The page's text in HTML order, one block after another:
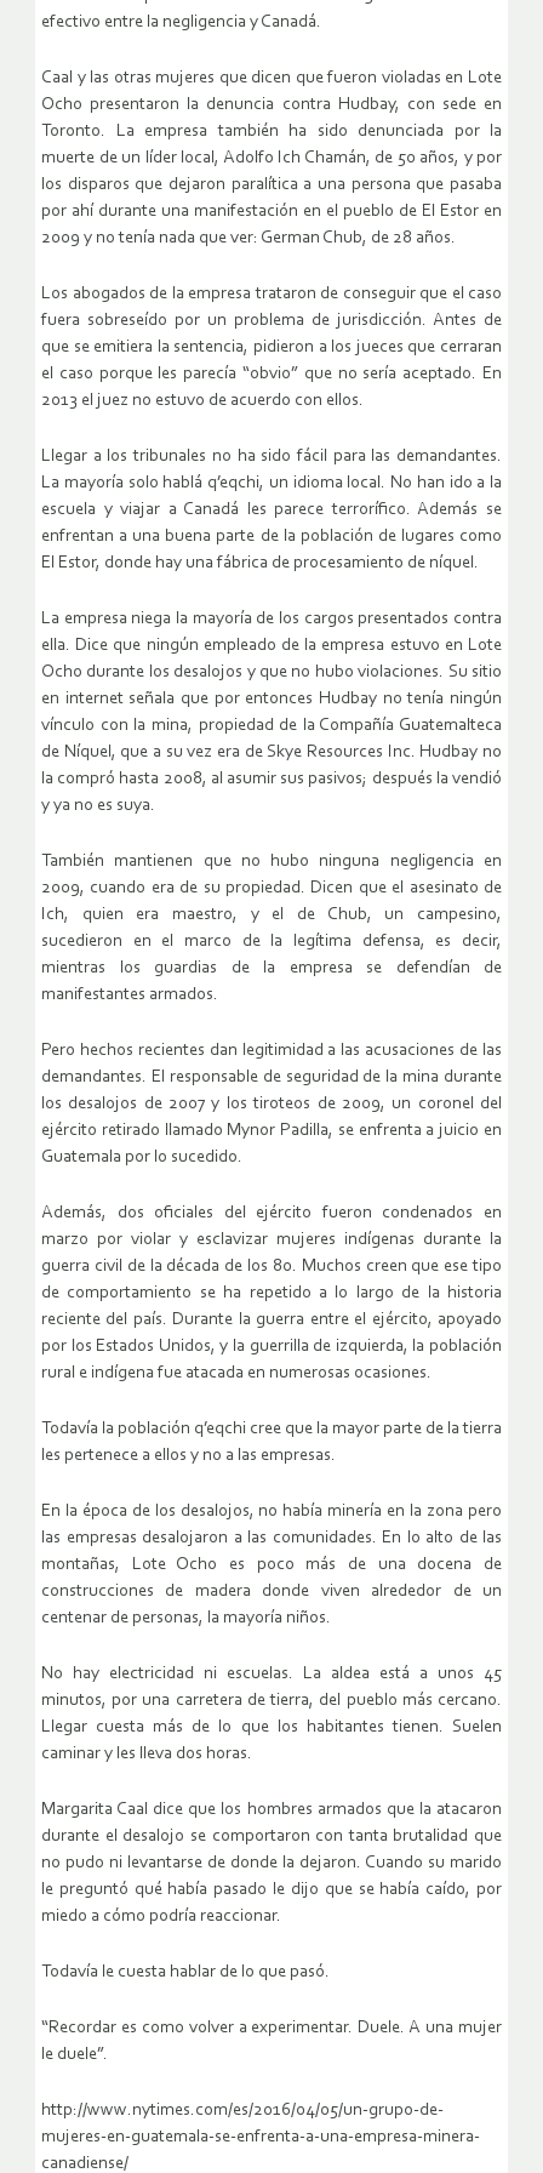
efectivo entre la negligencia y Canadá.
Caal y las otras mujeres que dicen que fueron violadas en Lote
Ocho presentaron la denuncia contra Hudbay, con sede en
Toronto. La empresa también ha sido denunciada por la
muerte de un líder local, Adolfo Ich Chamán, de 50 años, y por
los disparos que dejaron paralítica a una persona que pasaba
por ahí durante una manifestación en el pueblo de El Estor en
2009 y no tenía nada que ver: German Chub, de 28 años.
Los abogados de la empresa trataron de conseguir que el caso
fuera sobreseído por un problema de jurisdicción. Antes de
que se emitiera la sentencia, pidieron a los jueces que cerraran
el caso porque les parecía “obvio” que no sería aceptado. En
2013 el juez no estuvo de acuerdo con ellos.
Llegar a los tribunales no ha sido fácil para las demandantes.
La mayoría solo hablá q’eqchi, un idioma local. No han ido a la
escuela y viajar a Canadá les parece terrorífico. Además se
enfrentan a una buena parte de la población de lugares como
El Estor, donde hay una fábrica de procesamiento de níquel.
La empresa niega la mayoría de los cargos presentados contra
ella. Dice que ningún empleado de la empresa estuvo en Lote
Ocho durante los desalojos y que no hubo violaciones. Su sitio
en internet señala que por entonces Hudbay no tenía ningún
vínculo con la mina, propiedad de la Compañía Guatemalteca
de Níquel, que a su vez era de Skye Resources Inc. Hudbay no
la compró hasta 2008, al asumir sus pasivos; después la vendió
y ya no es suya.
También mantienen que no hubo ninguna negligencia en
2009, cuando era de su propiedad. Dicen que el asesinato de
Ich, quien era maestro, y el de Chub, un campesino,
sucedieron en el marco de la legítima defensa, es decir,
mientras los guardias de la empresa se defendían de
manifestantes armados.
Pero hechos recientes dan legitimidad a las acusaciones de las
demandantes. El responsable de seguridad de la mina durante
los desalojos de 2007 y los tiroteos de 2009, un coronel del
ejército retirado llamado Mynor Padilla, se enfrenta a juicio en
Guatemala por lo sucedido.
Además, dos oficiales del ejército fueron condenados en
marzo por violar y esclavizar mujeres indígenas durante la
guerra civil de la década de los 80. Muchos creen que ese tipo
de comportamiento se ha repetido a lo largo de la historia
reciente del país. Durante la guerra entre el ejército, apoyado
por los Estados Unidos, y la guerrilla de izquierda, la población
rural e indígena fue atacada en numerosas ocasiones.
Todavía la población q’eqchi cree que la mayor parte de la tierra
les pertenece a ellos y no a las empresas.
En la época de los desalojos, no había minería en la zona pero
las empresas desalojaron a las comunidades. En lo alto de las
montañas, Lote Ocho es poco más de una docena de
construcciones de madera donde viven alrededor de un
centenar de personas, la mayoría niños.
No hay electricidad ni escuelas. La aldea está a unos 45
minutos, por una carretera de tierra, del pueblo más cercano.
Llegar cuesta más de lo que los habitantes tienen. Suelen
caminar y les lleva dos horas.
Margarita Caal dice que los hombres armados que la atacaron
durante el desalojo se comportaron con tanta brutalidad que
no pudo ni levantarse de donde la dejaron. Cuando su marido
le preguntó qué había pasado le dijo que se había caído, por
miedo a cómo podría reaccionar.
Todavía le cuesta hablar de lo que pasó.
“Recordar es como volver a experimentar. Duele. A una mujer
le duele”.
http://www.nytimes.com/es/2016/04/05/un-grupo-de-
mujeres-en-guatemala-se-enfrenta-a-una-empresa-minera-
canadiense/